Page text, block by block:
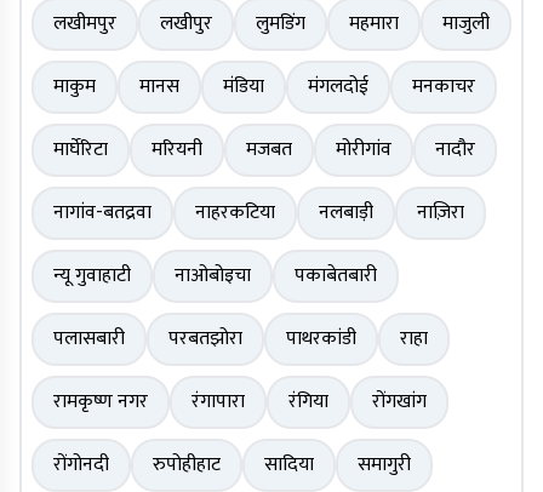
लखीमपुर
लखीपुर लुमडिंग महमारा
माजुली
माकुम
मानस मंडिया मंगलदोई
मनकाचर
मार्घेरिटा
मरियनी मजबत मोरीगांव
नादौर
नागांव-बतद्रवा
नाहरकटिया नलबाड़ी
नाज़िरा
न्यू गुवाहाटी
नाओबोइचा
पकाबेतबारी
पलासबारी
परबतझोरा पाथरकांडी
राहा
रामकृष्ण नगर
रंगापारा रंगिया
रोंगखांग
रोंगोनदी
रुपोहीहाट सादिया
समागुरी